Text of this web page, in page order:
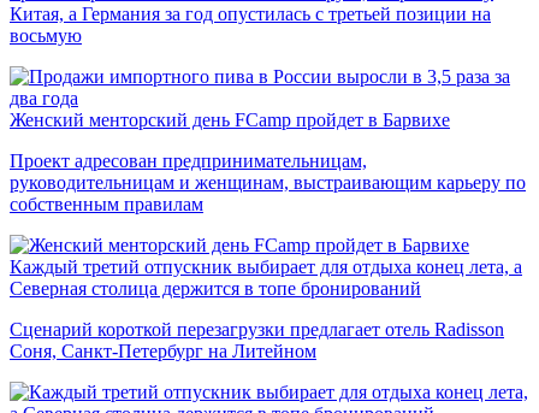
Китая, а Германия за год опустилась с третьей позиции на
восьмую
Женский менторский день FCamp пройдет в Барвихе
Проект адресован предпринимательницам,
руководительницам и женщинам, выстраивающим карьеру по
собственным правилам
Каждый третий отпускник выбирает для отдыха конец лета, а
Северная столица держится в топе бронирований
Сценарий короткой перезагрузки предлагает отель Radisson
Соня, Санкт-Петербург на Литейном